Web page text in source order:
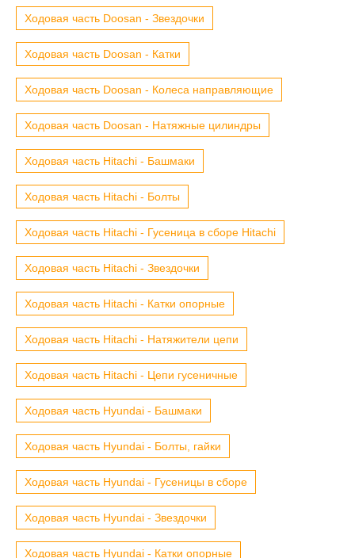
Ходовая часть Doosan - Звездочки
Ходовая часть Doosan - Катки
Ходовая часть Doosan - Колеса направляющие
Ходовая часть Doosan - Натяжные цилиндры
Ходовая часть Hitachi - Башмаки
Ходовая часть Hitachi - Болты
Ходовая часть Hitachi - Гусеница в сборе Hitachi
Ходовая часть Hitachi - Звездочки
Ходовая часть Hitachi - Катки опорные
Ходовая часть Hitachi - Натяжители цепи
Ходовая часть Hitachi - Цепи гусеничные
Ходовая часть Hyundai - Башмаки
Ходовая часть Hyundai - Болты, гайки
Ходовая часть Hyundai - Гусеницы в сборе
Ходовая часть Hyundai - Звездочки
Ходовая часть Hyundai - Катки опорные